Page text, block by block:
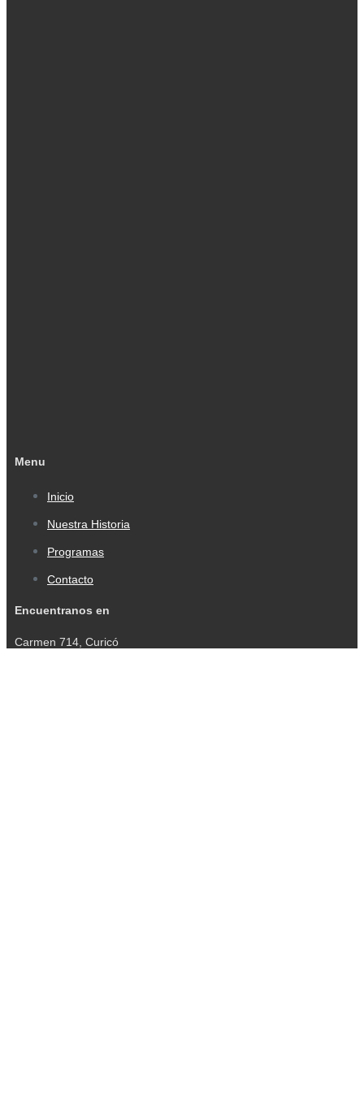
Menu
Inicio
Nuestra Historia
Programas
Contacto
Encuentranos en
Carmen 714, Curicó